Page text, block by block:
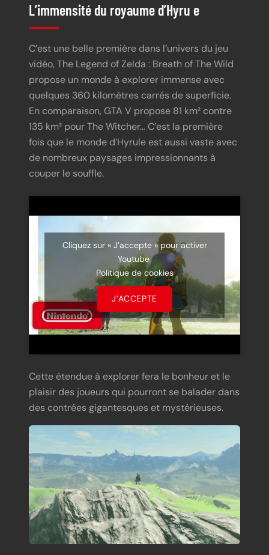
L’immensité du royaume d’Hyru e
C’est une belle première dans l’univers du jeu
vidéo, The Legend of Zelda : Breath of The Wild
propose un monde à explorer immense avec
quelques 360 kilomètres carrés de superficie.
En comparaison, GTA V propose 81 km² contre
135 km² pour The Witcher… C’est la première
fois que le monde d’Hyrule est aussi vaste avec
de nombreux paysages impressionnants à
couper le souffle.
Cliquez sur « J’accepte » pour activer
Youtube
Politique de cookies
J’ACCEPTE
Cette étendue à explorer fera le bonheur et le
plaisir des joueurs qui pourront se balader dans
des contrées gigantesques et mystérieuses.